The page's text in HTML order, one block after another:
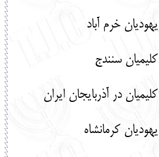
يهوديان خرم آباد
كليميان سنندج
کلیمیان در آذربایجان ایران
يهوديان كرمانشاه